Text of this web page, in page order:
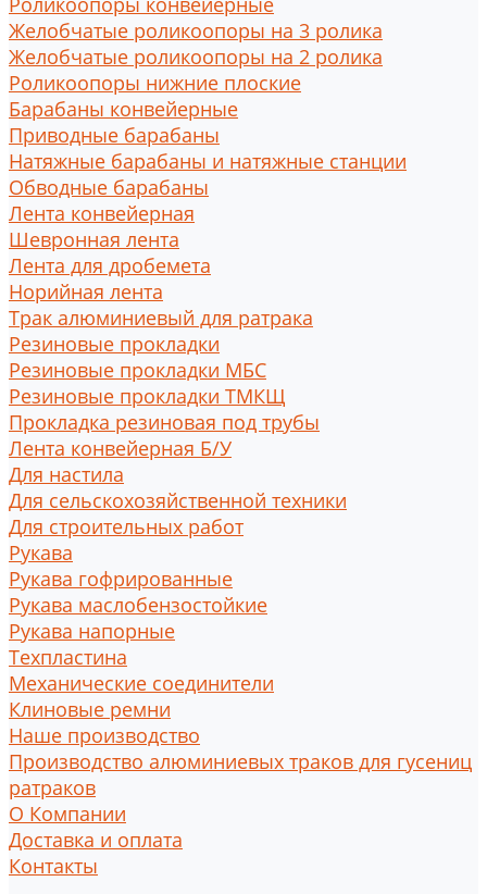
Желобчатые роликоопоры на 3 ролика
Желобчатые роликоопоры на 2 ролика
Роликоопоры нижние плоские
Барабаны конвейерные
Приводные барабаны
Натяжные барабаны и натяжные станции
Обводные барабаны
Лента конвейерная
Шевронная лента
Лента для дробемета
Норийная лента
Трак алюминиевый для ратрака
Резиновые прокладки
Резиновые прокладки МБС
Резиновые прокладки ТМКЩ
Прокладка резиновая под трубы
Лента конвейерная Б/У
Для настила
Для сельскохозяйственной техники
Для строительных работ
Рукава
Рукава гофрированные
Рукава маслобензостойкие
Рукава напорные
Техпластина
Механические соединители
Клиновые ремни
Наше производство
Производство алюминиевых траков для гусениц
ратраков
О Компании
Доставка и оплата
Контакты